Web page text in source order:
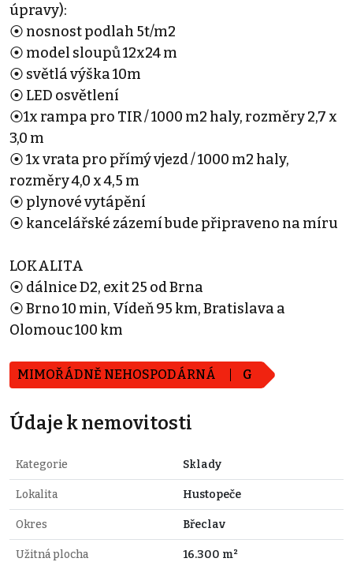
úpravy):
⦿ nosnost podlah 5t/m2
⦿ model sloupů 12x24 m
⦿ světlá výška 10m
⦿ LED osvětlení
⦿1x rampa pro TIR / 1000 m2 haly, rozměry 2,7 x
3,0 m
⦿ 1x vrata pro přímý vjezd / 1000 m2 haly,
rozměry 4,0 x 4,5 m
⦿ plynové vytápění
⦿ kancelářské zázemí bude připraveno na míru
LOKALITA
⦿ dálnice D2, exit 25 od Brna
⦿ Brno 10 min, Vídeň 95 km, Bratislava a
Olomouc 100 km
MIMOŘÁDNĚ NEHOSPODÁRNÁ G
Údaje k nemovitosti
Kategorie Sklady
Lokalita Hustopeče
Okres Břeclav
Užitná plocha 16.300 m²